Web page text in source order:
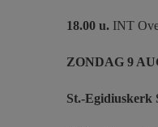
18.00 u. INT
ZONDAG 9
St.-Egidiuskerk